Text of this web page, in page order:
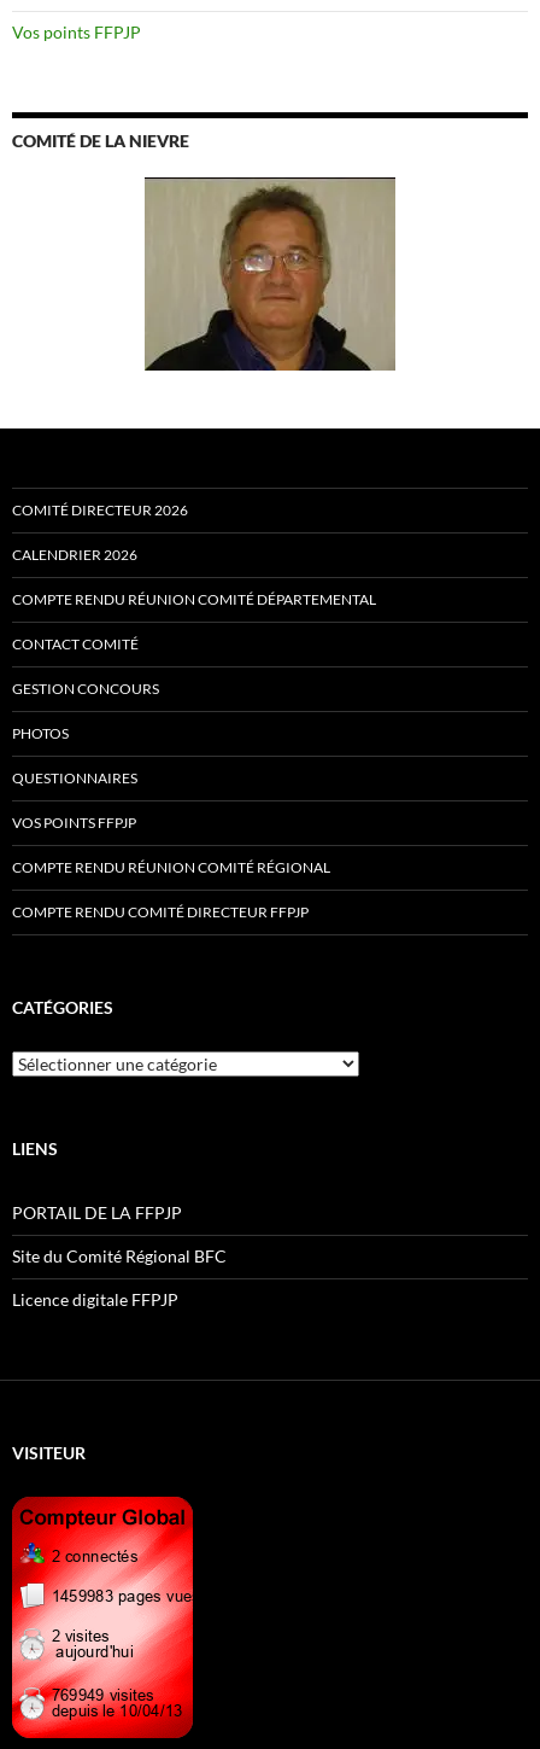
Vos points FFPJP
COMITÉ DE LA NIEVRE
COMITÉ DIRECTEUR 2026
CALENDRIER 2026
COMPTE RENDU RÉUNION COMITÉ DÉPARTEMENTAL
CONTACT COMITÉ
GESTION CONCOURS
PHOTOS
QUESTIONNAIRES
VOS POINTS FFPJP
COMPTE RENDU RÉUNION COMITÉ RÉGIONAL
COMPTE RENDU COMITÉ DIRECTEUR FFPJP
CATÉGORIES
Catégories
LIENS
PORTAIL DE LA FFPJP
Site du Comité Régional BFC
Licence digitale FFPJP
VISITEUR